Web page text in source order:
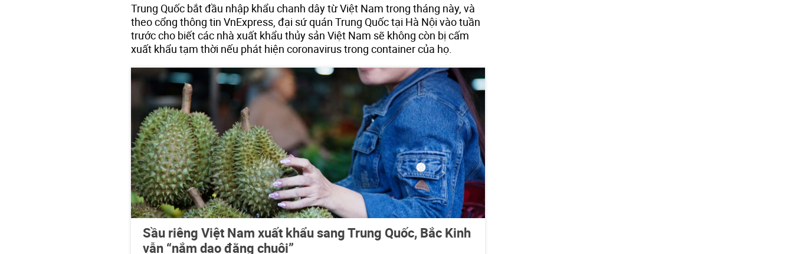
Trung Quốc bắt đầu nhập khẩu chanh dây từ Việt Nam trong tháng này, và
theo cổng thông tin VnExpress, đại sứ quán Trung Quốc tại Hà Nội vào tuần
trước cho biết các nhà xuất khẩu thủy sản Việt Nam sẽ không còn bị cấm
xuất khẩu tạm thời nếu phát hiện coronavirus trong container của họ.
Sầu riêng Việt Nam xuất khẩu sang Trung Quốc, Bắc Kinh
vẫn “nắm dao đằng chuôi”